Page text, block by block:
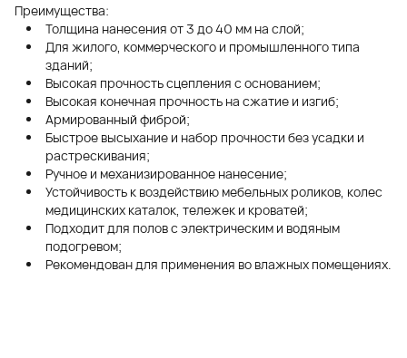
Преимущества:
Толщина нанесения от 3 до 40 мм на слой;
Для жилого, коммерческого и промышленного типа
зданий;
Высокая прочность сцепления с основанием;
Высокая конечная прочность на сжатие и изгиб;
Армированный фиброй;
Быстрое высыхание и набор прочности без усадки и
растрескивания;
Ручное и механизированное нанесение;
Устойчивость к воздействию мебельных роликов, колес
медицинских каталок, тележек и кроватей;
Подходит для полов с электрическим и водяным
подогревом;
Рекомендован для применения во влажных помещениях.